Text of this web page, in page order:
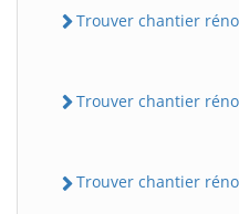
Trouver chantier
Trouver chantier
Trouver chantier